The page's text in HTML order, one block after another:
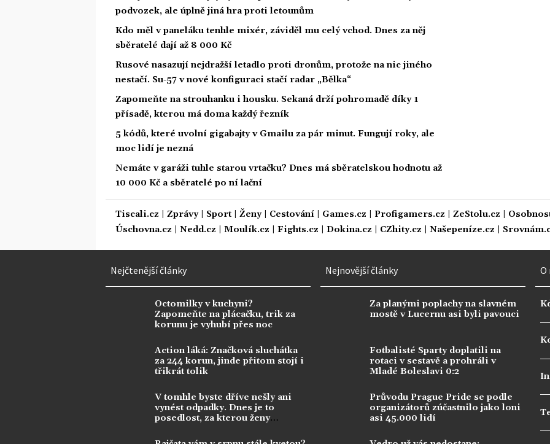
podvozek, ale úplně jiná hra proti letounům
Kdo měl v paneláku tenhle mixér, záviděl mu celý vchod. Dnes za něj
sběratelé dají až 8 000 Kč
Rusové nasazují nejdražší letadlo proti dronům, protože na nic jiného
nestačí. Su-57 v nové konfiguraci stačí radar „Bělka“
Zapomeňte na strouhanku i housku. Sekaná drží pohromadě díky 1
přísadě, kterou má doma každý řezník
5 kódů, které uvolní gigabajty v Gmailu za pár minut. Fungují roky, ale
moc lidí je nezná
Nemáte v garáži tuhle starou vrtačku? Dnes má sběratelskou hodnotu až
10 000 Kč a sběratelé po ní lační
Tiscali.cz Zprávy| Sport| Ženy| Cestování Games.cz Profigamers.cz ZeStolu.cz
Úschovna.cz
Nedd.cz Moulík.cz Fights.cz Dokina.cz CZhity.cz Našepeníze.cz
Nejčtenější články
Octomilky v kuchyni?
Zapomeňte na plácačku, trik za
korunu je vyhubí přes noc
Action láká: Značková sluchátka
za 244 korun, jinde přitom stojí i
třikrát tolik
V tomhle byste dříve nešly ani
vynést odpadky. Dnes je to
posedlost, za kterou ženy
Nejnovější články
Za planými poplachy na slavném
mostě v Lucernu asi byli pavouci
Fotbalisté Sparty doplatili na
rotaci v sestavě a prohráli v
Mladé Boleslavi 0:2
Průvodu Prague Pride se podle
organizátorů zúčastnilo jako loni
asi 45.000 lidí
O